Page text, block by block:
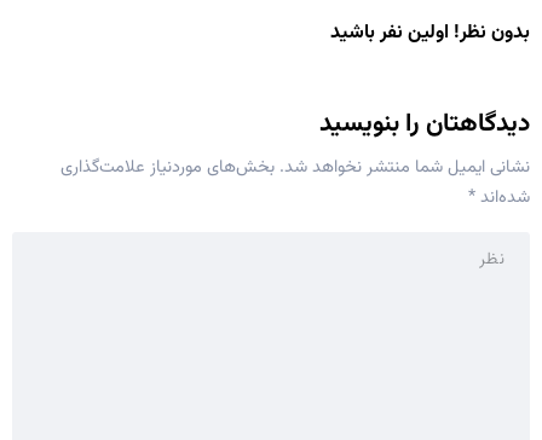
بدون نظر! اولین نفر باشید
دیدگاهتان را بنویسید
نشانی ایمیل شما منتشر نخواهد شد. بخش‌های موردنیاز علامت‌گذاری
شده‌اند*